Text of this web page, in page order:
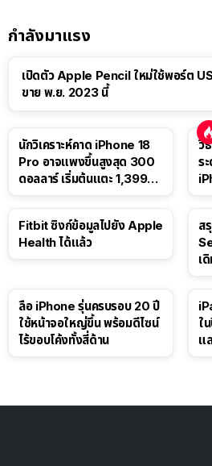
กำลังมาแรง
เปิดตัว Apple Pencil ใหม่ใช้พอร์ต
ขาย พ.ย. 2023 นี้
นักวิเคราะห์คาด iPhone 18
Pro อาจแพงขึ้นสูงสุด 300
ดอลลาร์ เริ่มต้นแตะ 1,399
วิ
ร
Fitbit ซิงก์ข้อมูลไปยัง Apple
Health ได้แล้ว
ส
เ
ลือ iPhone รุ่นครบรอบ 20 ปี
ใช้หน้าจอใหญ่ขึ้น พร้อมดีไซน์
ไร้ขอบโค้งทั้งสี่ด้าน
ใ
แ